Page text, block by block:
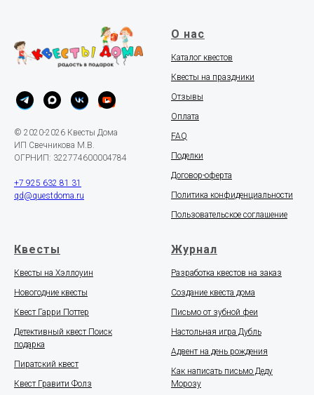
© 2020-2026 Квесты Дома
ИП Свечникова М.В.
ОГРНИП: 322774600004784
+7 925 632 81 31
qd@questdoma.ru
О нас
Каталог квестов
Квесты на праздники
Отзывы
Оплата
FAQ
Поделки
Договор-оферта
Политика конфиденциальности
Пользовательское соглашение
Квесты
Квесты на Хэллоуин
Новогодние квесты
Квест Гарри Поттер
Детективный квест Поиск
подарка
Пиратский квест
Квест Гравити Фолз
Журнал
Разработка квестов на заказ
Создание квеста дома
Письмо от зубной феи
Настольная игра Дубль
Адвент на день рождения
Как написать письмо Деду
Морозу